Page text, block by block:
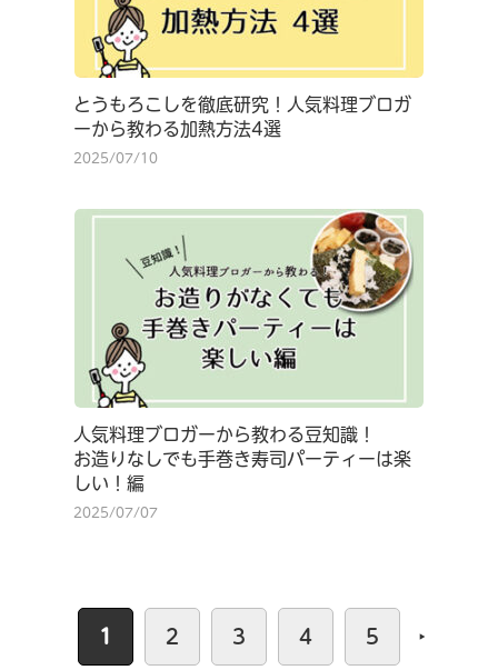
とうもろこしを徹底研究！人気料理ブロガ
ーから教わる加熱方法4選
2025/07/10
人気料理ブロガーから教わる豆知識！
お造りなしでも手巻き寿司パーティーは楽
しい！編
2025/07/07
1 2 3 4 5